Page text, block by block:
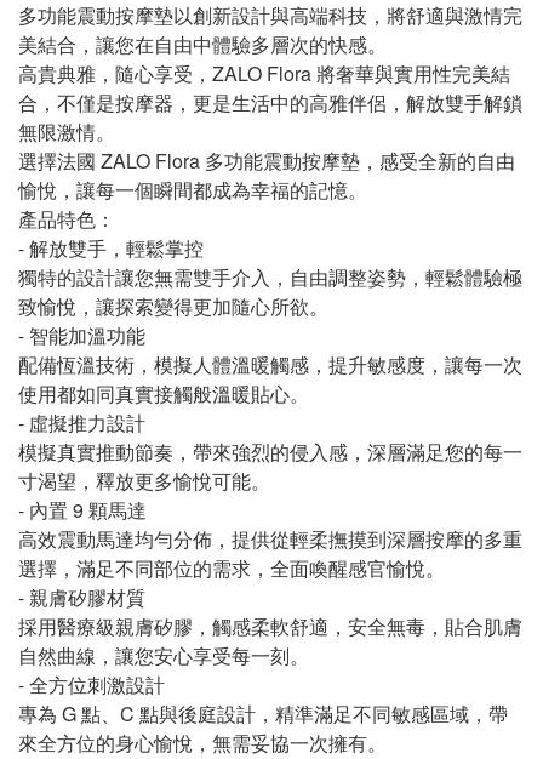
多功能震動按摩墊以創新設計與高端科技，將舒適與激情完
美結合，讓您在自由中體驗多層次的快感。
高貴典雅，隨心享受，ZALO Flora 將奢華與實用性完美結
合，不僅是按摩器，更是生活中的高雅伴侶，解放雙手解鎖
無限激情。
選擇法國 ZALO Flora 多功能震動按摩墊，感受全新的自由
愉悅，讓每一個瞬間都成為幸福的記憶。
產品特色：
- 解放雙手，輕鬆掌控
獨特的設計讓您無需雙手介入，自由調整姿勢，輕鬆體驗極
致愉悅，讓探索變得更加隨心所欲。
- 智能加溫功能
配備恆溫技術，模擬人體溫暖觸感，提升敏感度，讓每一次
使用都如同真實接觸般溫暖貼心。
- 虛擬推力設計
模擬真實推動節奏，帶來強烈的侵入感，深層滿足您的每一
寸渴望，釋放更多愉悅可能。
- 內置 9 顆馬達
高效震動馬達均勻分佈，提供從輕柔撫摸到深層按摩的多重
選擇，滿足不同部位的需求，全面喚醒感官愉悅。
- 親膚矽膠材質
採用醫療級親膚矽膠，觸感柔軟舒適，安全無毒，貼合肌膚
自然曲線，讓您安心享受每一刻。
- 全方位刺激設計
專為 G 點、C 點與後庭設計，精準滿足不同敏感區域，帶
來全方位的身心愉悅，無需妥協一次擁有。